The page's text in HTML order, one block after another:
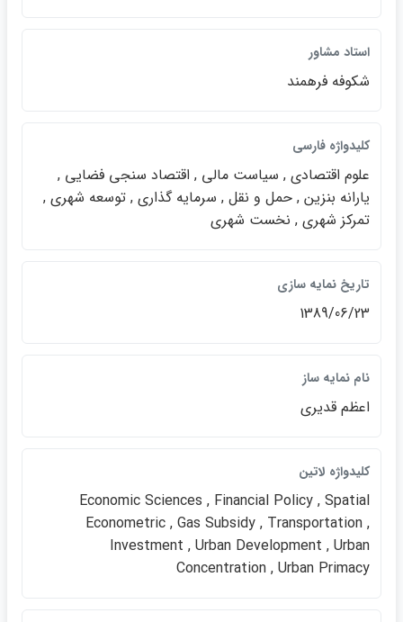
استاد مشاور
شكوفه فرهمند
كليدواژه فارسي
علوم اقتصادي , سياست مالي , اقتصاد سنجي فضايي ,
يارانه بنزين , حمل و نقل , سرمايه گذاري , توسعه شهري ,
تمركز شهري , نخست شهري
تاريخ نمايه سازي
1389/06/23
نام نمايه ساز
اعظم قديري
كليدواژه لاتين
Economic Sciences , Financial Policy , Spatial
Econometric , Gas Subsidy , Transportation ,
Investment , Urban Development , Urban
Concentration , Urban Primacy